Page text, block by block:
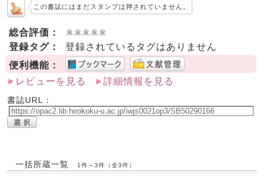
この書誌にはまだスタンプは押されていません。
総合評価：
登録タグ：
登録されているタグはありません
便利機能：
レビューを見る
詳細情報を見る
書誌URL：
一括所蔵一覧 1件～3件（全3件）